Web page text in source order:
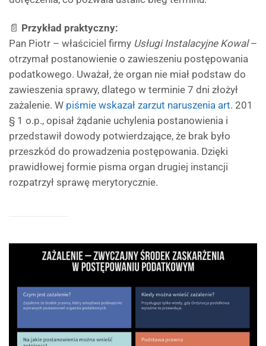
📄 Przykład praktyczny:
Pan Piotr – właściciel firmy Usługi Instalacyjne Kowal–
otrzymał postanowienie o zawieszeniu postępowania
podatkowego. Uważał, że organ nie miał podstaw do
zawieszenia sprawy, dlatego w terminie 7 dni złożył
zażalenie. W piśmie wskazał zarzut naruszenia art. 201
§ 1 o.p., opisał żądanie uchylenia postanowienia i
przedstawił dowody potwierdzające, że brak było
przeszkód do prowadzenia postępowania. Dzięki
prawidłowej formie pisma organ drugiej instancji
rozpatrzył sprawę merytorycznie.